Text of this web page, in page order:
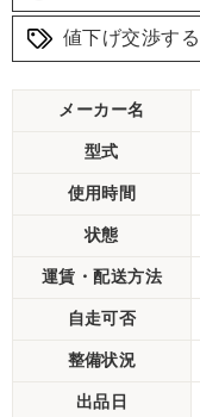
値下げ交渉する
メーカー名
型式
使用時間
状態
運賃・配送方法
自走可否
整備状況
出品日